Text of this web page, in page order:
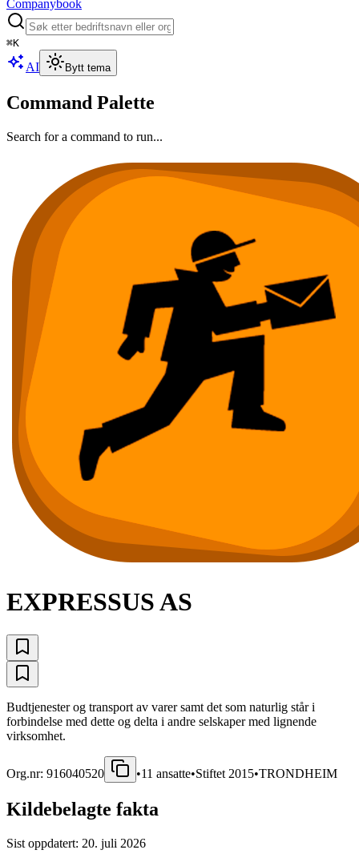
Companybook
⌘K
AI Bytt tema
Command Palette
Search for a command to run...
EXPRESSUS AS
Budtjenester og transport av varer samt det som naturlig står i
forbindelse med dette og delta i andre selskaper med lignende
virksomhet.
Org.nr: 916040520 •11 ansatte•Stiftet 2015•TRONDHEIM
Kildebelagte fakta
Sist oppdatert: 20. juli 2026